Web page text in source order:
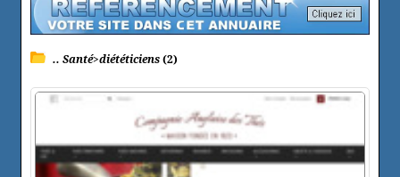
.. Santé>diététiciens(2)